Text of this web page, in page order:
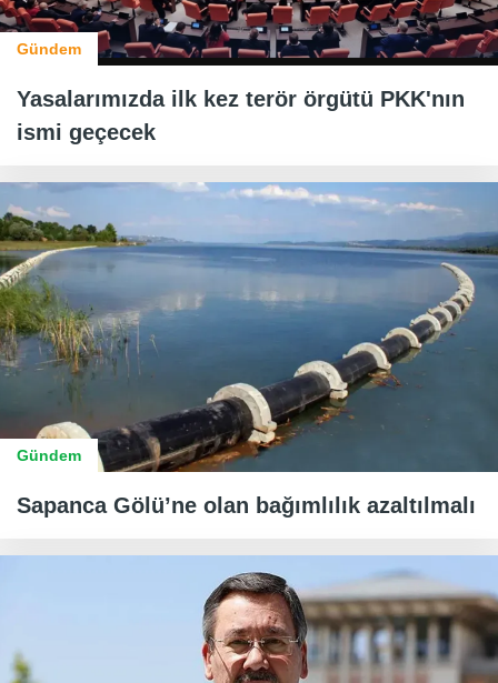
Gündem
Yasalarımızda ilk kez terör örgütü PKK'nın
ismi geçecek
Gündem
Sapanca Gölü’ne olan bağımlılık azaltılmalı